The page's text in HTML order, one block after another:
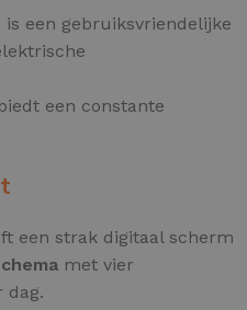
is een gebruiksvriendelijke
een constante
een strak digitaal scherm
met vier
dag.